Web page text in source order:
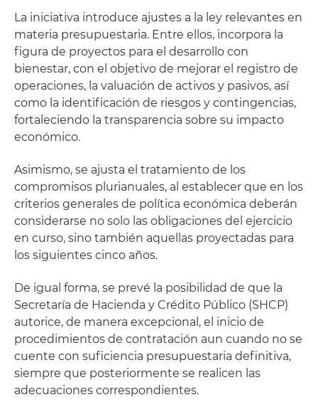
La iniciativa introduce ajustes a la ley relevantes en
materia presupuestaria. Entre ellos, incorpora la
figura de proyectos para el desarrollo con
bienestar, con el objetivo de mejorar el registro de
operaciones, la valuación de activos y pasivos, así
como la identificación de riesgos y contingencias,
fortaleciendo la transparencia sobre su impacto
económico.
Asimismo, se ajusta el tratamiento de los
compromisos plurianuales, al establecer que en los
criterios generales de política económica deberán
considerarse no solo las obligaciones del ejercicio
en curso, sino también aquellas proyectadas para
los siguientes cinco años.
De igual forma, se prevé la posibilidad de que la
Secretaría de Hacienda y Crédito Público (SHCP)
autorice, de manera excepcional, el inicio de
procedimientos de contratación aun cuando no se
cuente con suficiencia presupuestaria definitiva,
siempre que posteriormente se realicen las
adecuaciones correspondientes.